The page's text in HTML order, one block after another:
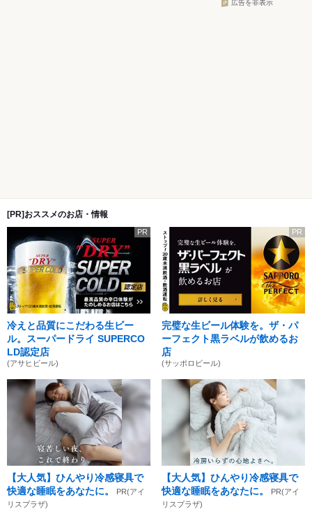
広告を非表示
[PR]おススメのお店・情報
PR
冷えと品質にこだわる生ビー
ル。スーパードライ SUPERCO
LD認定店
(アサヒビール)
PR
完璧な生ビール体験を。ザ・パ
ーフェクト黒ラベルが飲めるお
店
(サッポロビール)
【大人気】ひんやり冷感寝具で
快適な睡眠をあなたに。
PR(アイ
リスプラザ)
【大人気】ひんやり冷感寝具で
快適な睡眠をあなたに。
PR(アイ
リスプラザ)